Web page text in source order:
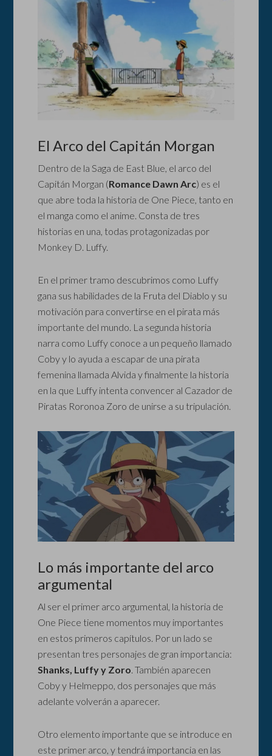
El Arco del Capitán Morgan
Dentro de la Saga de East Blue, el arco del
Capitán Morgan (Romance Dawn Arc) es el
que abre toda la historia de One Piece, tanto en
el manga como el anime. Consta de tres
historias en una, todas protagonizadas por
Monkey D. Luffy.
En el primer tramo descubrimos como Luffy
gana sus habilidades de la Fruta del Diablo y su
motivación para convertirse en el pirata más
importante del mundo. La segunda historia
narra como Luffy conoce a un pequeño llamado
Coby y lo ayuda a escapar de una pirata
femenina llamada Alvida y finalmente la historia
en la que Luffy intenta convencer al Cazador de
Piratas Roronoa Zoro de unirse a su tripulación.
Lo más importante del arco
argumental
Al ser el primer arco argumental, la historia de
One Piece tiene momentos muy importantes
en estos primeros capítulos. Por un lado se
presentan tres personajes de gran importancia:
Shanks, Luffy y Zoro. También aparecen
Coby y Helmeppo, dos personajes que más
adelante volverán a aparecer.
Otro elemento importante que se introduce en
este primer arco, y tendrá importancia en las